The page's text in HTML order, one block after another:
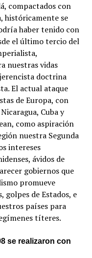
compactados con
históricamente se
haber tenido con
el último tercio del
nuestras vidas
doctrina
El actual ataque
de Europa, con
Cuba y
como aspiración
nuestra Segunda
intereses
ávidos de
gobiernos que
promueve
golpes de Estados, e
países para
títeres.
se realizaron con